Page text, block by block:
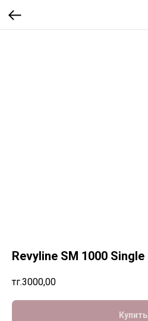
Revyline SM 1000 Single
тңг.3000,00
Купить